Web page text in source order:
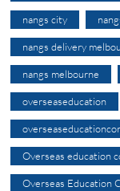
nangs city
nangs delivery
nangs melbourne
overseaseducation
Overseas education
Overseas Education